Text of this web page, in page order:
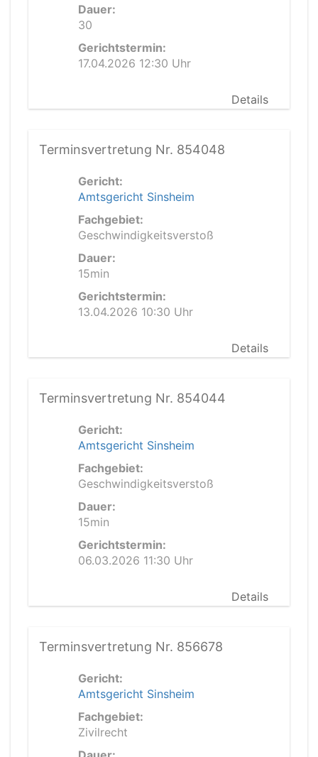
Dauer:
30
Gerichtstermin:
17.04.2026 12:30 Uhr
Details
Terminsvertretung Nr. 854048
Gericht:
Amtsgericht Sinsheim
Fachgebiet:
Geschwindigkeitsverstoß
Dauer:
15min
Gerichtstermin:
13.04.2026 10:30 Uhr
Details
Terminsvertretung Nr. 854044
Gericht:
Amtsgericht Sinsheim
Fachgebiet:
Geschwindigkeitsverstoß
Dauer:
15min
Gerichtstermin:
06.03.2026 11:30 Uhr
Details
Terminsvertretung Nr. 856678
Gericht:
Amtsgericht Sinsheim
Fachgebiet:
Zivilrecht